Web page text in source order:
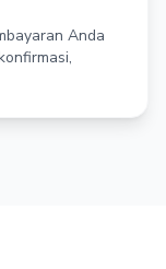
Anda